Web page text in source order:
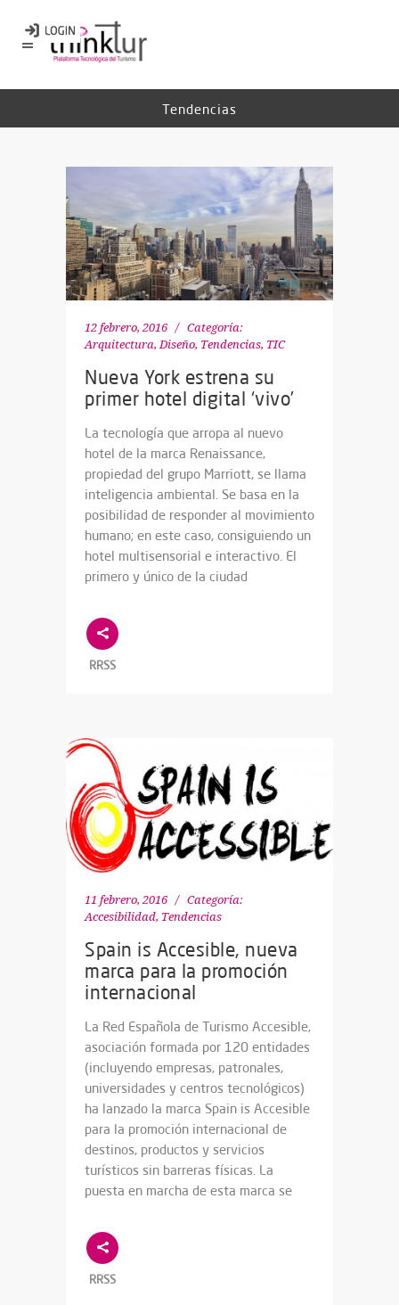
Tendencias
12 febrero, 2016
Categoría:
Arquitectura, Diseño, Tendencias, TIC
Nueva York estrena su
primer hotel digital ‘vivo’
La tecnología que arropa al nuevo
hotel de la marca Renaissance,
propiedad del grupo Marriott, se llama
inteligencia ambiental. Se basa en la
posibilidad de responder al movimiento
humano; en este caso, consiguiendo un
hotel multisensorial e interactivo. El
primero y único de la ciudad
RRSS
11 febrero, 2016
Categoría:
Accesibilidad, Tendencias
Spain is Accesible, nueva
marca para la promoción
internacional
La Red Española de Turismo Accesible,
asociación formada por 120 entidades
(incluyendo empresas, patronales,
universidades y centros tecnológicos)
ha lanzado la marca Spain is Accesible
para la promoción internacional de
destinos, productos y servicios
turísticos sin barreras físicas. La
puesta en marcha de esta marca se
RRSS